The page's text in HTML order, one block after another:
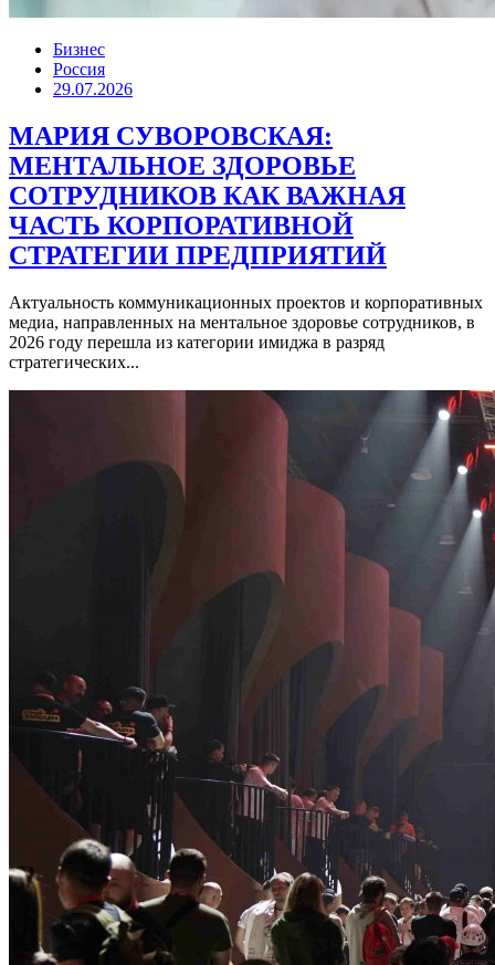
Бизнес
Россия
29.07.2026
МАРИЯ СУВОРОВСКАЯ:
МЕНТАЛЬНОЕ ЗДОРОВЬЕ
СОТРУДНИКОВ КАК ВАЖНАЯ
ЧАСТЬ КОРПОРАТИВНОЙ
СТРАТЕГИИ ПРЕДПРИЯТИЙ
Актуальность коммуникационных проектов и корпоративных
медиа, направленных на ментальное здоровье сотрудников, в
2026 году перешла из категории имиджа в разряд
стратегических...